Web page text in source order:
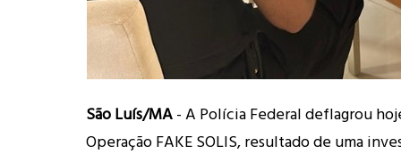
São Luís/MA- A Polícia Federal deflagrou
Operação FAKE SOLIS, resultado de uma